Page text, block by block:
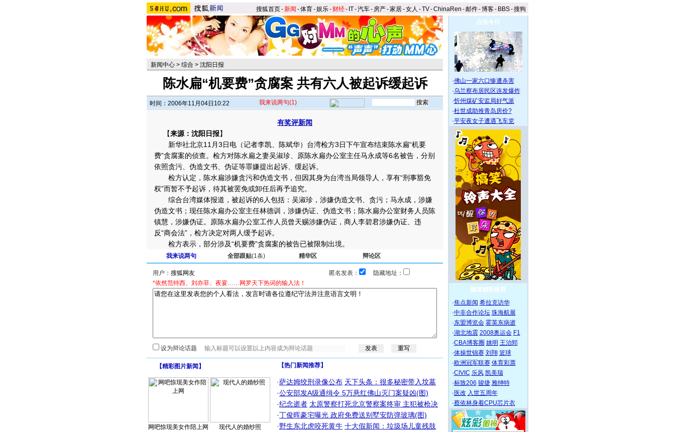
搜狐首页-新闻 -体育-娱乐- 财经- IT-汽车- 房产-家居-女人 -TV-ChinaRen -邮件-博客- BBS-搜狗
新闻中心 > 综合 > 沈阳日报
陈水扁“机要费”贪腐案 共有六人被起诉缓起诉
时间：2006年11月04日10:22 我来说两句(1)
有奖评新闻
【来源：沈阳日报】
新华社北京11月3日电（记者李凯、陈斌华）台湾检方3日下午宣布结束陈水扁“机要
费”贪腐案的侦查。检方对陈水扁之妻吴淑珍、原陈水扁办公室主任马永成等6名被告，分别
依照贪污、伪造文书、伪证等罪嫌提出起诉、缓起诉。
检方认定，陈水扁涉嫌贪污和伪造文书，但因其身为台湾当局领导人，享有“刑事豁免
权”而暂不予起诉，待其被罢免或卸任后再予追究。
综合台湾媒体报道，被起诉的6人包括：吴淑珍，涉嫌伪造文书、贪污；马永成，涉嫌
伪造文书；现任陈水扁办公室主任林德训，涉嫌伪证、伪造文书；陈水扁办公室财务人员陈
镇慧，涉嫌伪证。原陈水扁办公室工作人员曾天赐涉嫌伪证，商人李碧君涉嫌伪证、违
反“商会法”，检方决定对两人缓予起诉。
检方表示，部分涉及“机要费”贪腐案的被告已被限制出境。
我来说两句 全部跟贴(1条) 精华区 辩论区
用户： 匿名发表：
隐藏地址：
*依然范特西、刘亦菲、夜宴……网罗天下热词的输入法！
设为辩论话题
【精彩图片新闻 】
网吧惊现美女作陪上网 现代人的婚纱照
【热门新闻推荐】
·萨达姆绞刑录像公布 天下头条：很多秘密带入坟墓
·公安部发A级通缉令 5万悬红佛山灭门案疑凶(图)
·纪念逝者 太原警察打死北京警察案终审 主犯被枪决
·丁俊晖豪宅曝光 政府免费送别墅安防弹玻璃(图)
·野生东北虎咬死黄牛 十大假新闻：垃圾场儿童残肢
点击今日
·佛山一家六口惨遭杀害
·乌兰察布居民区连发爆炸
·忻州煤矿安监局好气派
·杜世成助推青岛房价?
·平安夜女子遭遇飞车党
频道精彩推荐
·焦点新闻 希拉克访华
·中非合作论坛 珠海航展
·东盟博览会 霍英东病逝
·湖北地震 2008奥运会 F1
·CBA博客圈 姚明 王治郅
·体操世锦赛 刘翔 篮球
·欧洲冠军联赛 体育彩票
·CIVIC 乐风 凯美瑞
·标致206 骏捷 雅绅特
· 医改 入世五周年
·蔡依林身着CPU芯片衣